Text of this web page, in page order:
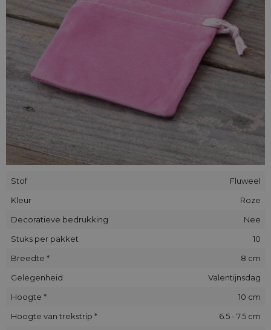
een gift voor iemand van wie we houden of voor een
geschenk ter gelegenheid van een jubileum of ander
feestelijk evenement.
We bevelen onze zakjes van velours aan als een bijzondere
verpakkingswijze voor een geschenk of als een decoratieve
verpakking voor alledaagse artikelen.We bevelen onze zakjes
van velours aan als een bijzondere verpakkingswijze voor een
geschenk of als een decoratieve verpakking voor alledaagse
artikelen.
Stof
Fluweel
Kleur
Roze
Decoratieve bedrukking
Nee
Stuks per pakket
10
Breedte *
8 cm
Gelegenheid
Valentijnsdag
Hoogte *
10 cm
Hoogte van trekstrip *
6.5 - 7.5 cm